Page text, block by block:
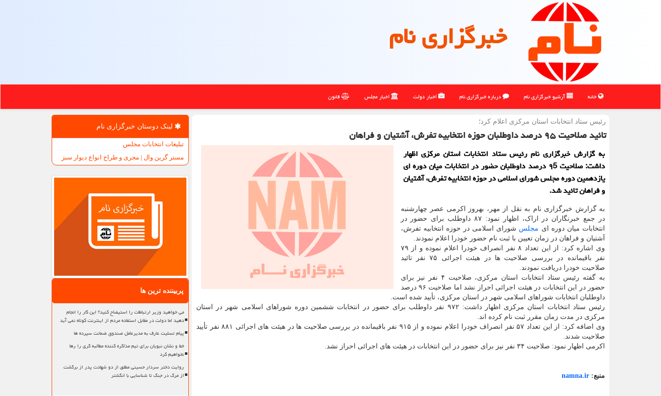
خبرگزاری نام
خانه آرشیو خبرگزاری نام درباره خبرگزاری نام اخبار دولت اخبار مجلس قانون
رئیس ستاد انتخابات استان مركزی اعلام كرد؛
تائید صلاحیت ۹۵ درصد داوطلبان حوزه انتخابیه تفرش، آشتیان و فراهان
به گزارش خبرگزاری نام رئیس ستاد انتخابات استان مرکزی اظهار
داشت: صلاحیت ۹5 درصد داوطلبان حضور در انتخابات میان دوره ای
یازدهمین دوره مجلس شورای اسلامی در حوزه انتخابیه تفرش، آشتیان
و فراهان تائید شد.
به گزارش خبرگزاری نام به نقل از مهر، بهروز اکرمی عصر چهارشنبه
در جمع خبرنگاران در اراک، اظهار نمود: ۸۷ داوطلب برای حضور در
انتخابات میان دوره ای مجلس شورای اسلامی در حوزه انتخابیه تفرش،
آشتیان و فراهان در زمان تعیین با ثبت نام حضور خودرا اعلام نمودند.
وی اشاره کرد: از این تعداد ۸ نفر انصراف خودرا اعلام نموده و از ۷۹
نفر باقیمانده در بررسی صلاحیت ها در هیئت اجرائی ۷۵ نفر تائید
صلاحیت خودرا دریافت نمودند.
به گفته رئیس ستاد انتخابات استان مرکزی، صلاحیت ۴ نفر نیز برای
حضور در این انتخابات در هیئت اجرائی احراز نشد اما صلاحیت ۹۶ درصد
داوطلبان انتخابات شوراهای اسلامی شهر در استان مرکزی، تأیید شده است.
رئیس ستاد انتخابات استان مرکزی اظهار داشت: ۹۷۲ نفر داوطلب برای حضور در انتخابات ششمین دوره شوراهای اسلامی شهر در استان
مرکزی در مدت زمان مقرر ثبت نام کرده اند.
وی اضافه کرد: از این تعداد ۵۷ نفر انصراف خودرا اعلام نموده و از ۹۱۵ نفر باقیمانده در بررسی صلاحیت ها در هیئت های اجرائی ۸۸۱ نفر تأیید
صلاحیت شدند.
اکرمی اظهار نمود: صلاحیت ۳۴ نفر نیز برای حضور در این انتخابات در هیئت های اجرائی احراز نشد.
منبع: namna.ir
لینک دوستان خبرگزاری نام
تبلیغات انتخابات مجلس
مستر گرین وال | مجری و طراح انواع دیوار سبز
پربیننده ترین ها
می خواهید وزیر ارتباطات را استیضاح کنید؟ این کار را انجام
دهید اما دولت در مقابل استفاده مردم از اینترنت کوتاه نمی آید
پیام تسلیت عارف به مدیرعامل صندوق ضمانت سپرده ها
خط و نشان نبویان برای تیم مذاکره کننده مطالبه گری را رها
نخواهیم کرد
روایت دختر سردار حسینی مطلق از دو شهادت پدر از برگشت
از مرگ در جنگ تا شناسایی با انگشتر